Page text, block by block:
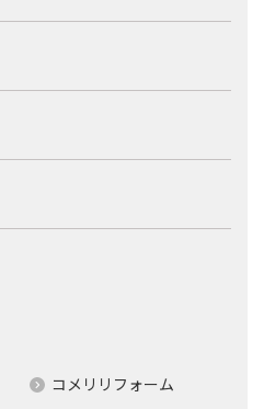
コメリリフォーム